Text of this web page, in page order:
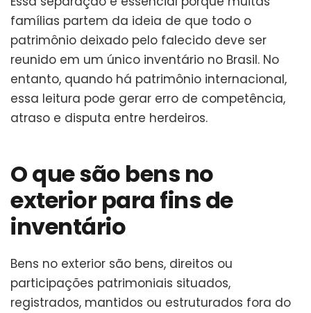
famílias partem da ideia de que todo o
patrimônio deixado pelo falecido deve ser
reunido em um único inventário no Brasil. No
entanto, quando há patrimônio internacional,
essa leitura pode gerar erro de competência,
atraso e disputa entre herdeiros.
O que são bens no
exterior para fins de
inventário
Bens no exterior são bens, direitos ou
participações patrimoniais situados,
registrados, mantidos ou estruturados fora do